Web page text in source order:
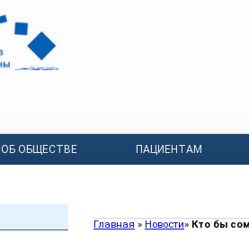
ОБ ОБЩЕСТВЕ ПАЦИЕНТАМ
Главная » Новости» Кто бы